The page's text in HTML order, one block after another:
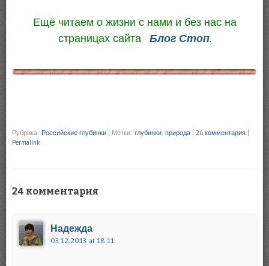
Ещё читаем о жизни с нами и без нас на
страницах сайта
Блог Стоп.
Рубрика: Российские глубинки Метки: глубинки, природа 24 комментария
Permalink
24 комментария
Надежда
03.12.2013 at 18:11